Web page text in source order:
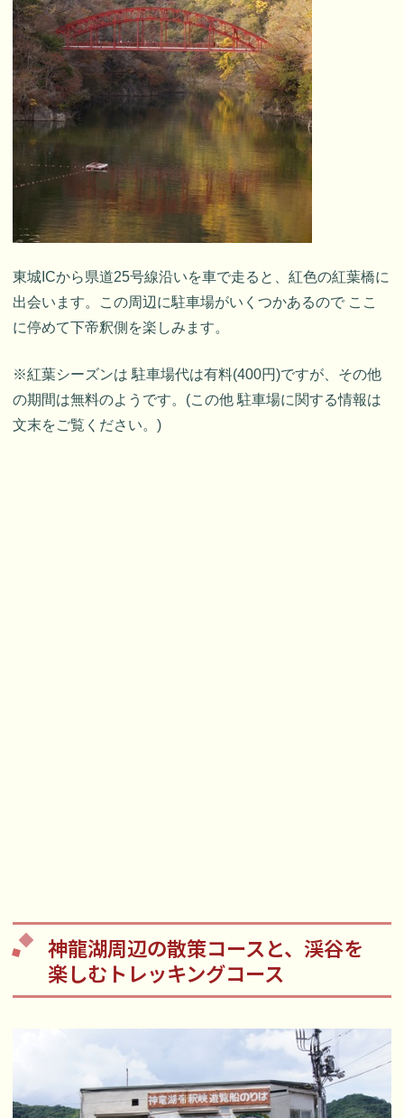
東城ICから県道25号線沿いを車で走ると、紅色の紅葉橋に
出会います。この周辺に駐車場がいくつかあるので ここ
に停めて下帝釈側を楽しみます。
※紅葉シーズンは 駐車場代は有料(400円)ですが、その他
の期間は無料のようです。(この他 駐車場に関する情報は
文末をご覧ください。)
神龍湖周辺の散策コースと、渓谷を
楽しむトレッキングコース